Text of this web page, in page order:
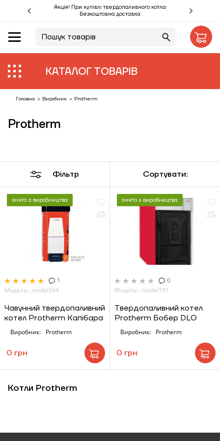
Акція! При купівлі твердопаливного котла
Безкоштовна доставка
КАТАЛОГ ТОВАРІВ
Акції %
Виробники
Об'єкти
Монтаж
Статті
Контакти
Головна > Виробник > Protherm
Protherm
Фільтр Сортувати:
знято з виробництва
1
Модель:: model344
Чавунний твердопаливний
котел Protherm Капібара
Виробник: Protherm
0 грн
знято з виробництва
0
Модель:: model791
Твердопаливний котел
Protherm Бобер DLO
Виробник: Protherm
0 грн
Котли Protherm
Замовити
Зворотній дзвінок
Надіслати
ЗАМОВИТИ ПОСЛУГУ МОНТАЖУ
Кошик